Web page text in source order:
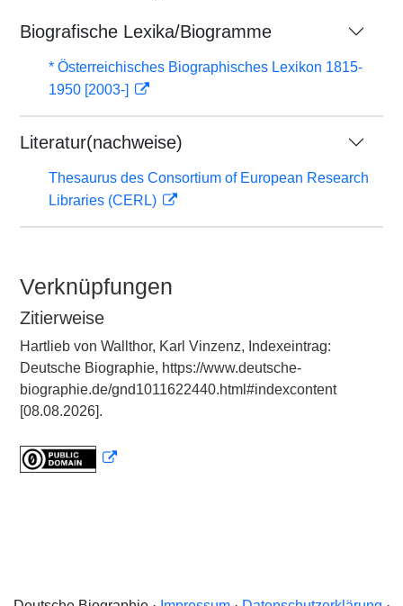
Biografische Lexika/Biogramme
* Österreichisches Biographisches Lexikon 1815-
1950 [2003-]
Literatur(nachweise)
Thesaurus des Consortium of European Research
Libraries (CERL)
Verknüpfungen
Zitierweise
Hartlieb von Wallthor, Karl Vinzenz, Indexeintrag:
Deutsche Biographie, https://www.deutsche-
biographie.de/gnd1011622440.html#indexcontent
[08.08.2026].